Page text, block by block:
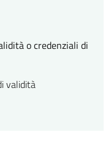
o credenziali di
validità